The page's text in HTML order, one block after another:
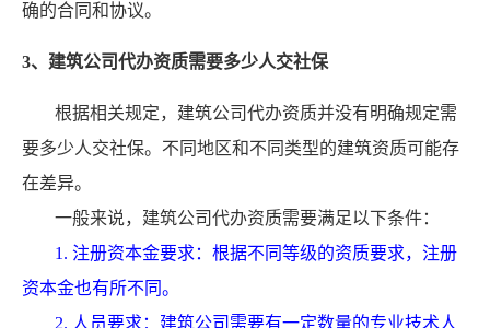
确的合同和协议。
3、建筑公司代办资质需要多少人交社保
根据相关规定，建筑公司代办资质并没有明确规定需
要多少人交社保。不同地区和不同类型的建筑资质可能存
在差异。
一般来说，建筑公司代办资质需要满足以下条件：
1. 注册资本金要求：根据不同等级的资质要求，注册
资本金也有所不同。
2. 人员要求：建筑公司需要有一定数量的专业技术人